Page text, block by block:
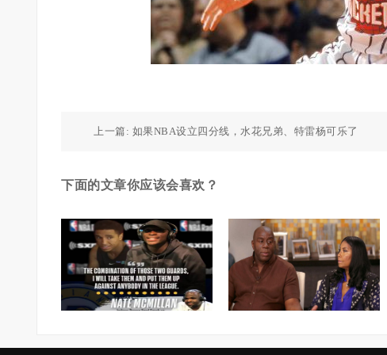
上一篇: 如果NBA设立四分线，水花兄弟、特雷杨可乐了
下面的文章你应该会喜欢？
>麦克米兰：奥迪&布罗格登